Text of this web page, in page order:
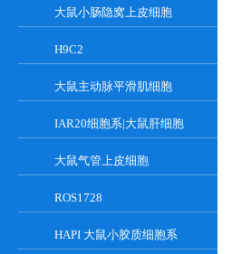
大鼠小肠隐窝上皮细胞
H9C2
大鼠主动脉平滑肌细胞
IAR20细胞系|大鼠肝细胞
大鼠气管上皮细胞
ROS1728
HAPI 大鼠小胶质细胞系